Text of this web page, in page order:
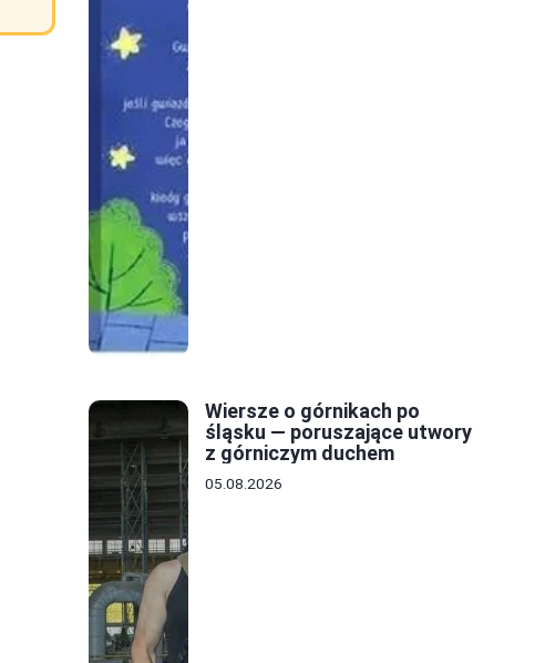
Wiersze o górnikach po
śląsku — poruszające utwory
z górniczym duchem
05.08.2026